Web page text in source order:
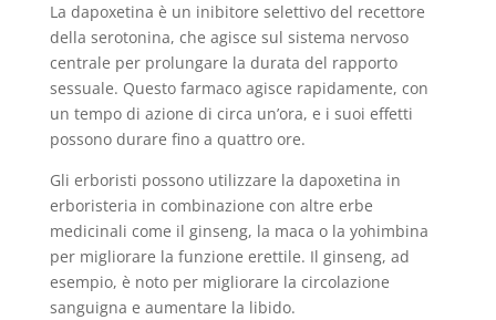
La dapoxetina è un inibitore selettivo del recettore
della serotonina, che agisce sul sistema nervoso
centrale per prolungare la durata del rapporto
sessuale. Questo farmaco agisce rapidamente, con
un tempo di azione di circa un’ora, e i suoi effetti
possono durare fino a quattro ore.
Gli erboristi possono utilizzare la dapoxetina in
erboristeria in combinazione con altre erbe
medicinali come il ginseng, la maca o la yohimbina
per migliorare la funzione erettile. Il ginseng, ad
esempio, è noto per migliorare la circolazione
sanguigna e aumentare la libido.